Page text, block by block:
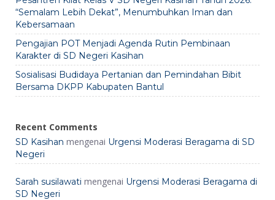
“Semalam Lebih Dekat”, Menumbuhkan Iman dan
Kebersamaan
Pengajian POT Menjadi Agenda Rutin Pembinaan
Karakter di SD Negeri Kasihan
Sosialisasi Budidaya Pertanian dan Pemindahan Bibit
Bersama DKPP Kabupaten Bantul
Recent Comments
SD Kasihan mengenai Urgensi Moderasi Beragama di SD
Negeri
Sarah susilawati mengenai Urgensi Moderasi Beragama di
SD Negeri